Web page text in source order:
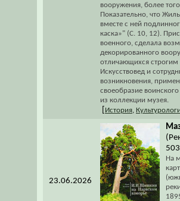
вооружения, более
Показательно, что
вместе с ней
каска»" (С. 10, 12).
военного, сделала
декорированного
отличающихся
Искусствовед и
возникновения,
своеобразие
из коллекции музея.
История
23.06.2026
На